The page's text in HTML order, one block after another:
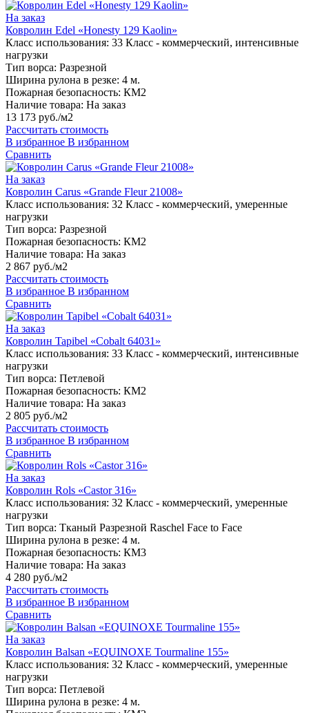
На заказ
Ковролин Edel «Honesty 129 Kaolin»
Класс использования: 33 Класс - коммерческий, интенсивные
нагрузки
Тип ворса: Разрезной
Ширина рулона в резке: 4 м.
Пожарная безопасность: КМ2
Наличие товара: На заказ
13 173 руб./м2
Рассчитать стоимость
В избранное В избранном
Сравнить
На заказ
Ковролин Carus «Grande Fleur 21008»
Класс использования: 32 Класс - коммерческий, умеренные
нагрузки
Тип ворса: Разрезной
Пожарная безопасность: КМ2
Наличие товара: На заказ
2 867 руб./м2
Рассчитать стоимость
В избранное В избранном
Сравнить
На заказ
Ковролин Tapibel «Cobalt 64031»
Класс использования: 33 Класс - коммерческий, интенсивные
нагрузки
Тип ворса: Петлевой
Пожарная безопасность: КМ2
Наличие товара: На заказ
2 805 руб./м2
Рассчитать стоимость
В избранное В избранном
Сравнить
На заказ
Ковролин Rols «Castor 316»
Класс использования: 32 Класс - коммерческий, умеренные
нагрузки
Тип ворса: Тканый Разрезной Raschel Face to Face
Ширина рулона в резке: 4 м.
Пожарная безопасность: КМ3
Наличие товара: На заказ
4 280 руб./м2
Рассчитать стоимость
В избранное В избранном
Сравнить
На заказ
Ковролин Balsan «EQUINOXE Tourmaline 155»
Класс использования: 32 Класс - коммерческий, умеренные
нагрузки
Тип ворса: Петлевой
Ширина рулона в резке: 4 м.